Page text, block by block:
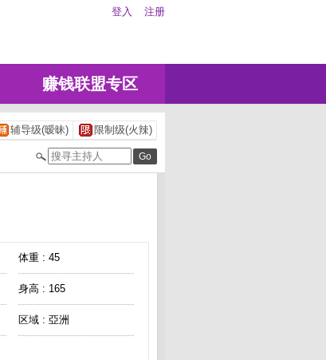
登入 注册
赚钱联盟专区
辅导级(暧昧) 限制级(火辣)
体重 : 45
身高 : 165
区域 : 亞洲